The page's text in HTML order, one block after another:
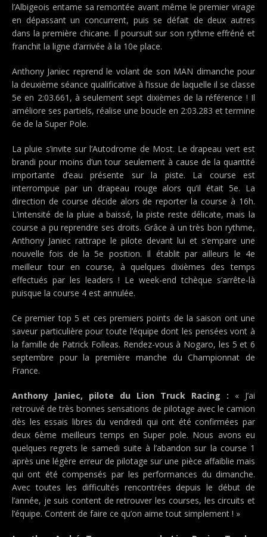
l’Albigeois entame sa remontée avant même le premier virage
en dépassant un concurrent, puis se défait de deux autres
dans la première chicane. Il poursuit sur son rythme effréné et
franchit la ligne d’arrivée à la 10e place.
Anthony Janiec reprend le volant de son MAN dimanche pour
la deuxième séance qualificative à l’issue de laquelle il se classe
5e en 2:03.661, à seulement sept dixièmes de la référence ! Il
améliore ses partiels, réalise une boucle en 2:03.283 et termine
6e de la Super Pole.
La pluie s’invite sur l’Autodrome de Most. Le drapeau vert est
brandi pour moins d’un tour seulement à cause de la quantité
importante d’eau présente sur la piste. La course est
interrompue par un drapeau rouge alors qu’il était 5e. La
direction de course décide alors de reporter la course à 16h.
L’intensité de la pluie a baissé, la piste reste délicate, mais la
course a pu reprendre ses droits. Grâce à un très bon rythme,
Anthony Janiec rattrape le pilote devant lui et s’empare une
nouvelle fois de la 5e position. Il établit par ailleurs le 4e
meilleur tour en course, à quelques dixièmes des temps
effectués par les leaders ! Le week-end tchèque s’arrête-là
puisque la course 4 est annulée.
Ce premier top 5 et ces premiers points de la saison ont une
saveur particulière pour toute l’équipe dont les pensées vont à
la famille de Patrick Folleas. Rendez-vous à Nogaro, les 5 et 6
septembre pour la première manche du Championnat de
France.
Anthony Janiec, pilote du Lion Truck Racing : « J’ai
retrouvé de très bonnes sensations de pilotage avec le camion
dès les essais libres du vendredi qui ont été confirmées par
deux 6ème meilleurs temps en Super pole. Nous avons eu
quelques regrets le samedi suite à l’abandon sur la course 1
après une légère erreur de pilotage sur une pièce affaiblie mais
qui ont été compensés par les performances du dimanche.
Avec toutes les difficultés rencontrées depuis le début de
l’année, je suis content de retrouver les courses, les circuits et
l’équipe. Content de faire ce qu’on aime tout simplement ! »